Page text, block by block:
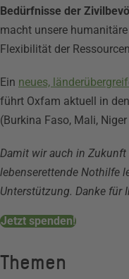
Bedürfnisse der
macht unsere
Flexibilität der
Ein neues,
führt Oxfam aktuell in
(Burkina Faso, Mali,
Damit wir auch in
lebenserettende Nothilfe
Unterstützung. Danke für
Jetzt spenden!
Themen